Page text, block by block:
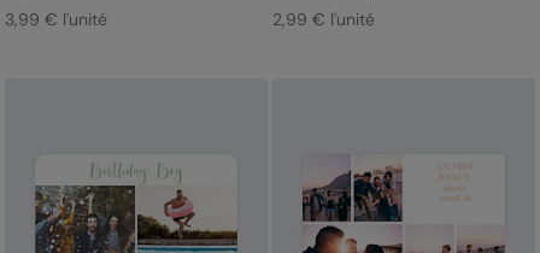
3,99 € l'unité
2,99 € l'unité